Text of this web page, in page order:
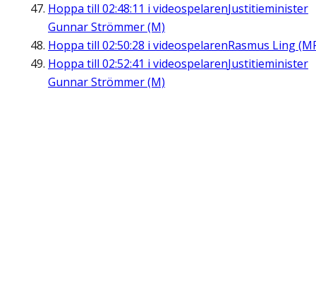
Hoppa till 02:48:11 i videospelarenJustitieminister
Gunnar Strömmer (M)
Hoppa till 02:50:28 i videospelarenRasmus Ling
Hoppa till 02:52:41 i videospelarenJustitieminister
Gunnar Strömmer (M)